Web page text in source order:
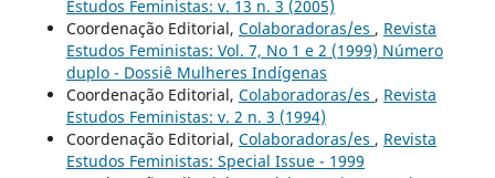
Estudos Feministas: v. 13 n. 3 (2005)
Coordenação Editorial, Colaboradoras/es , Revista
Estudos Feministas: Vol. 7, No 1 e 2 (1999) Número
duplo - Dossiê Mulheres Indígenas
Coordenação Editorial, Colaboradoras/es , Revista
Estudos Feministas: v. 2 n. 3 (1994)
Coordenação Editorial, Colaboradoras/es , Revista
Estudos Feministas: Special Issue - 1999